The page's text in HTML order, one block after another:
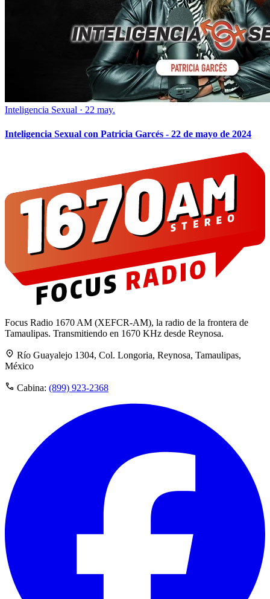
Inteligencia Sexual · 22 may.
Inteligencia Sexual con Patricia Garcés - 22 de mayo de 2024
Focus Radio 1670 AM (XEFCR-AM), la radio de la frontera de
Tamaulipas. Transmitiendo en 1670 KHz desde Reynosa.
Río Guayalejo 1304, Col. Longoria, Reynosa, Tamaulipas,
México
Cabina: (899) 923-2368